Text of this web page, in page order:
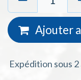
Ajouter
Expédition sous